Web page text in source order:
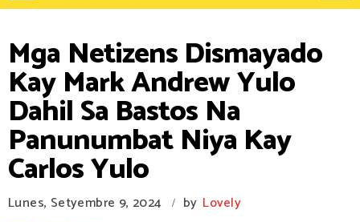
Mga Netizens Dismayado
Kay Mark Andrew Yulo
Dahil Sa Bastos Na
Panunumbat Niya Kay
Carlos Yulo
Lunes, Setyembre 9, 2024 / by Lovely